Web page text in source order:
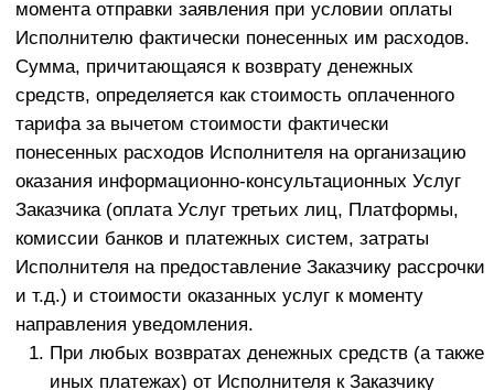
В случае, если Заказчик, по причинам, не
зависящим от Исполнителя, не воспользовался
Услугами и не уведомил Исполнителя о своем
желании отказаться от Услуг в порядке,
предусмотренном настоящей Офертой, Услуги
объеме.
Предоставление доступа к информационным
материалам в течение оговоренного в настоящем
договоре срока является надлежащим
исполнением со стороны Исполнителя
настоящего договора в полном объеме.
предоставленных материалов и информации, не
является основанием для уменьшения стоимости
Нарушение Заказчиком авторских прав и прав
интеллектуальной собственности Исполнителя
влечет для Заказчика гражданско-правовую,